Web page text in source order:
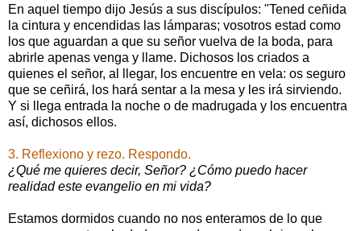
En aquel tiempo dijo Jesús a sus discípulos: "Tened ceñida
la cintura y encendidas las lámparas; vosotros estad como
los que aguardan a que su señor vuelva de la boda, para
abrirle apenas venga y llame. Dichosos los criados a
quienes el señor, al llegar, los encuentre en vela: os seguro
que se ceñirá, los hará sentar a la mesa y les irá sirviendo.
Y si llega entrada la noche o de madrugada y los encuentra
así, dichosos ellos.
3. Reflexiono y rezo. Respondo.
¿Qué me quieres decir, Señor? ¿Cómo puedo hacer
realidad este evangelio en mi vida?
Estamos dormidos cuando no nos enteramos de lo que